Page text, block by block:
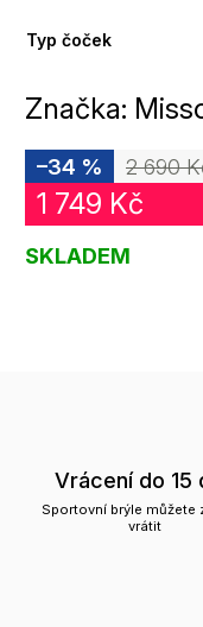
Typ čoček
Značka:
2 690
–34 %
1 749 Kč
SKLADEM
Vrácení do 15
Sportovní brýle můžete
vrátit